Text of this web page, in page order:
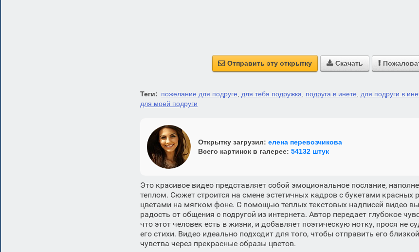
 Отправить эту открытку  Скачать 
Теги: пожелание для подруге для тебя подружка подруга в инете для подруги в
для моей подруги
Открытку загрузил: елена перевозчикова
Всего картинок в галерее: 54132 штук
Это красивое видео представляет собой эмоциональное послание,
теплом. Сюжет строится на смене эстетичных кадров с букетами красных
цветами на мягком фоне. С помощью теплых текстовых надписей видео
радость от общения с подругой из интернета. Автор передает глубокое
что этот человек есть в жизни, и добавляет поэтическую нотку, прося не
его стихи. Видео идеально подходит для того, чтобы отправить его
чувства через прекрасные образы цветов.